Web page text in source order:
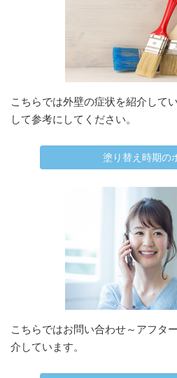
こちらでは外壁の症状を紹介して
して参考にしてください。
塗り替え時期の
こちらではお問い合わせ～アフタ
介しています。